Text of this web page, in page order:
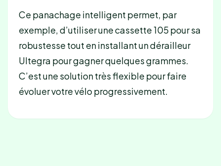
Ce panachage intelligent permet, par
exemple, d’utiliser une cassette 105 pour sa
robustesse tout en installant un dérailleur
Ultegra pour gagner quelques grammes.
C’est une solution très flexible pour faire
évoluer votre vélo progressivement.